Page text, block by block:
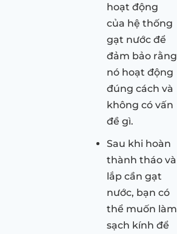
hoạt động
của hệ thống
gạt nước để
đảm bảo rằng
nó hoạt động
đúng cách và
không có vấn
đề gì.
Sau khi hoàn
thành tháo và
lắp cần gạt
nước, bạn có
thể muốn làm
sạch kính để